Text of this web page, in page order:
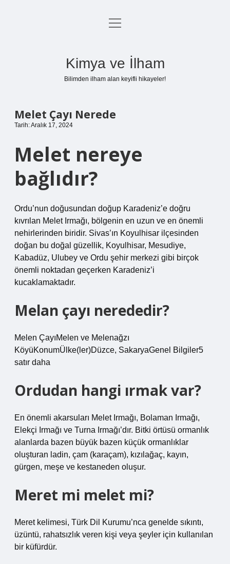
Anasayfa
menüyü
Kimya ve İlham
Bilimden ilham alan keyifli hikayeler!
Melet Çayı Nerede
Tarih: Aralık 17, 2024
Melet nereye
bağlıdır?
Ordu’nun doğusundan doğup Karadeniz’e doğru
kıvrılan Melet Irmağı, bölgenin en uzun ve en önemli
nehirlerinden biridir. Sivas’ın Koyulhisar ilçesinden
doğan bu doğal güzellik, Koyulhisar, Mesudiye,
Kabadüz, Ulubey ve Ordu şehir merkezi gibi birçok
önemli noktadan geçerken Karadeniz’i
kucaklamaktadır.
Melan çayı nerededir?
Melen ÇayıMelen ve Melenağzı
KöyüKonumÜlke(ler)Düzce, SakaryaGenel Bilgiler5
satır daha
Ordudan hangi ırmak var?
En önemli akarsuları Melet Irmağı, Bolaman Irmağı,
Elekçi Irmağı ve Turna Irmağı’dır. Bitki örtüsü ormanlık
alanlarda bazen büyük bazen küçük ormanlıklar
oluşturan ladin, çam (karaçam), kızılağaç, kayın,
gürgen, meşe ve kestaneden oluşur.
Meret mi melet mi?
Meret kelimesi, Türk Dil Kurumu’nca genelde sıkıntı,
üzüntü, rahatsızlık veren kişi veya şeyler için kullanılan
bir küfürdür.